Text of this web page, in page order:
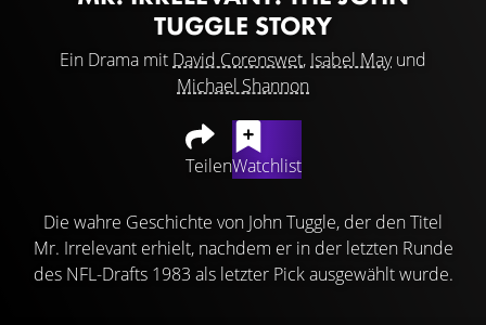
TUGGLE STORY
Ein Drama mit David Corenswet, Isabel Mayund
Michael Shannon
TeilenWatchlist
Die wahre Geschichte von John Tuggle, der den Titel
Mr. Irrelevant erhielt, nachdem er in der letzten Runde
des NFL-Drafts 1983 als letzter Pick ausgewählt wurde.